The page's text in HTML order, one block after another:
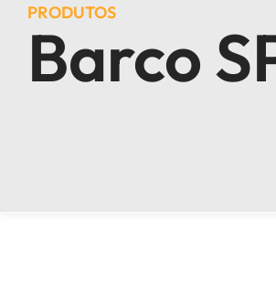
PRODUTOS
Barco